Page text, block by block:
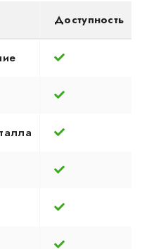
Доступность